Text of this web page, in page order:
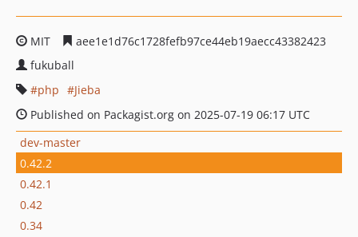
MIT
aee1e1d76c1728fefb97ce44eb19aecc43382423
fukuball
php
Jieba
Published on Packagist.org on 2025-07-19 06:17 UTC
dev-master
0.42.2
0.42.1
0.42
0.34